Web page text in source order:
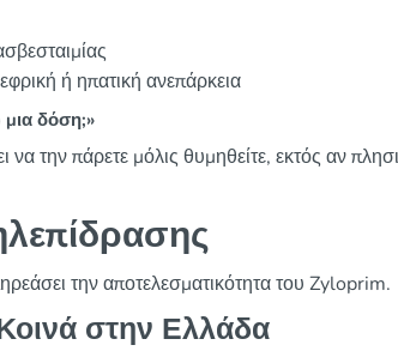
ή ηπατική ανεπάρκεια
δόση;»
να την πάρετε μόλις θυμηθείτε, εκτός αν
την αποτελεσματικότητα του Zyloprim.
στην Ελλάδα